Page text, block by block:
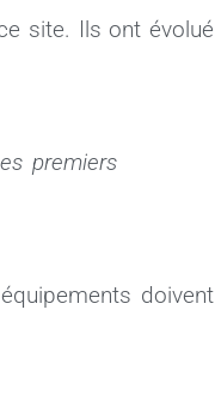
site. Ils ont évolué
premiers
doivent